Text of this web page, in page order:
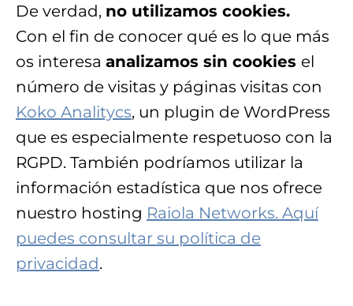
De verdad, no utilizamos cookies.
Con el fin de conocer qué es lo que más
os interesa analizamos sin cookies el
número de visitas y páginas visitas con
Koko Analitycs, un plugin de WordPress
que es especialmente respetuoso con la
RGPD. También podríamos utilizar la
información estadística que nos ofrece
nuestro hosting Raiola Networks. Aquí
puedes consultar su política de
privacidad.